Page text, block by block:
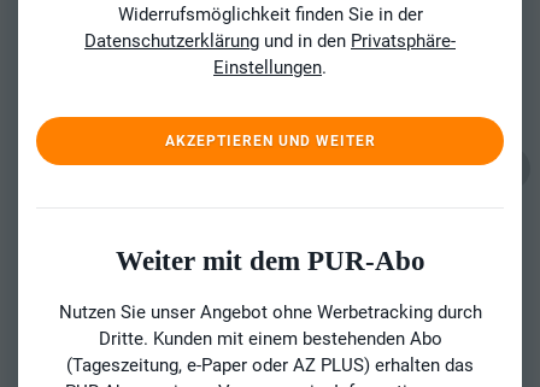
Widerrufsmöglichkeit finden Sie in der
Datenschutzerklärung und in den Privatsphäre-
Einstellungen.
AKZEPTIEREN UND WEITER
Weiter mit dem PUR-Abo
Nutzen Sie unser Angebot ohne Werbetracking durch
Dritte. Kunden mit einem bestehenden Abo
(Tageszeitung, e-Paper oder AZ PLUS) erhalten das